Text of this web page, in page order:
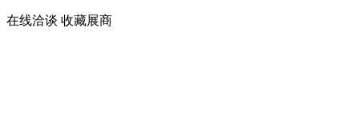
在线洽谈 收藏展商